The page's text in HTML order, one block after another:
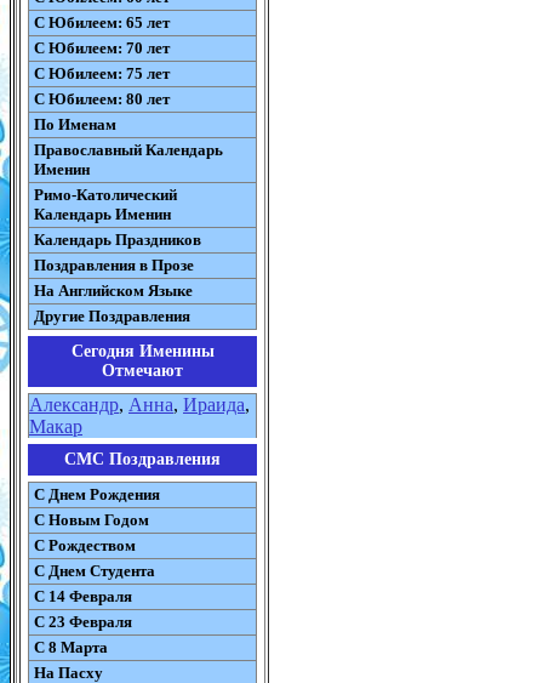
С Юбилеем: 65 лет
С Юбилеем: 70 лет
С Юбилеем: 75 лет
С Юбилеем: 80 лет
По Именам
Православный Календарь
Именин
Римо-Католический
Календарь Именин
Календарь Праздников
Поздравления в Прозе
На Английском Языке
Другие Поздравления
Сегодня Именины
Отмечают
Александр, Анна, Ираида,
Макар
СМС Поздравления
С Днем Рождения
С Новым Годом
С Рождеством
C Днем Студента
С 14 Февраля
С 23 Февраля
С 8 Марта
На Пасху